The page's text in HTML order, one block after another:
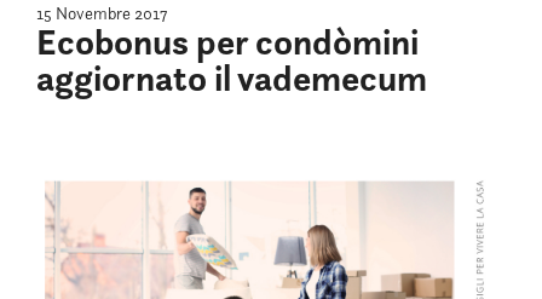
15 Novembre 2017
Ecobonus per condòmini
aggiornato il vademecum